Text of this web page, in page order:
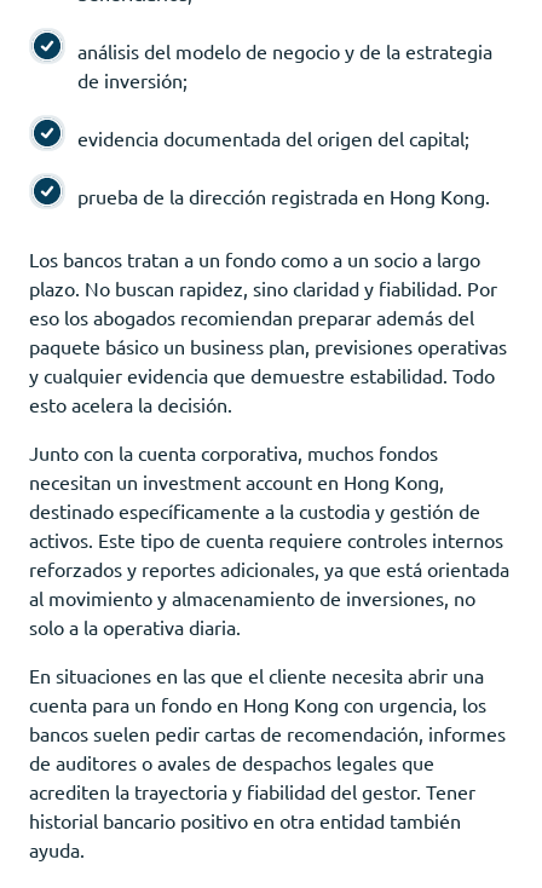
análisis del modelo de negocio y de la estrategia
de inversión;
evidencia documentada del origen del capital;
prueba de la dirección registrada en Hong Kong.
Los bancos tratan a un fondo como a un socio a largo
plazo. No buscan rapidez, sino claridad y fiabilidad. Por
eso los abogados recomiendan preparar además del
paquete básico un business plan, previsiones operativas
y cualquier evidencia que demuestre estabilidad. Todo
esto acelera la decisión.
Junto con la cuenta corporativa, muchos fondos
necesitan un investment account en Hong Kong,
destinado específicamente a la custodia y gestión de
activos. Este tipo de cuenta requiere controles internos
reforzados y reportes adicionales, ya que está orientada
al movimiento y almacenamiento de inversiones, no
solo a la operativa diaria.
En situaciones en las que el cliente necesita abrir una
cuenta para un fondo en Hong Kong con urgencia, los
bancos suelen pedir cartas de recomendación, informes
de auditores o avales de despachos legales que
acrediten la trayectoria y fiabilidad del gestor. Tener
historial bancario positivo en otra entidad también
ayuda.